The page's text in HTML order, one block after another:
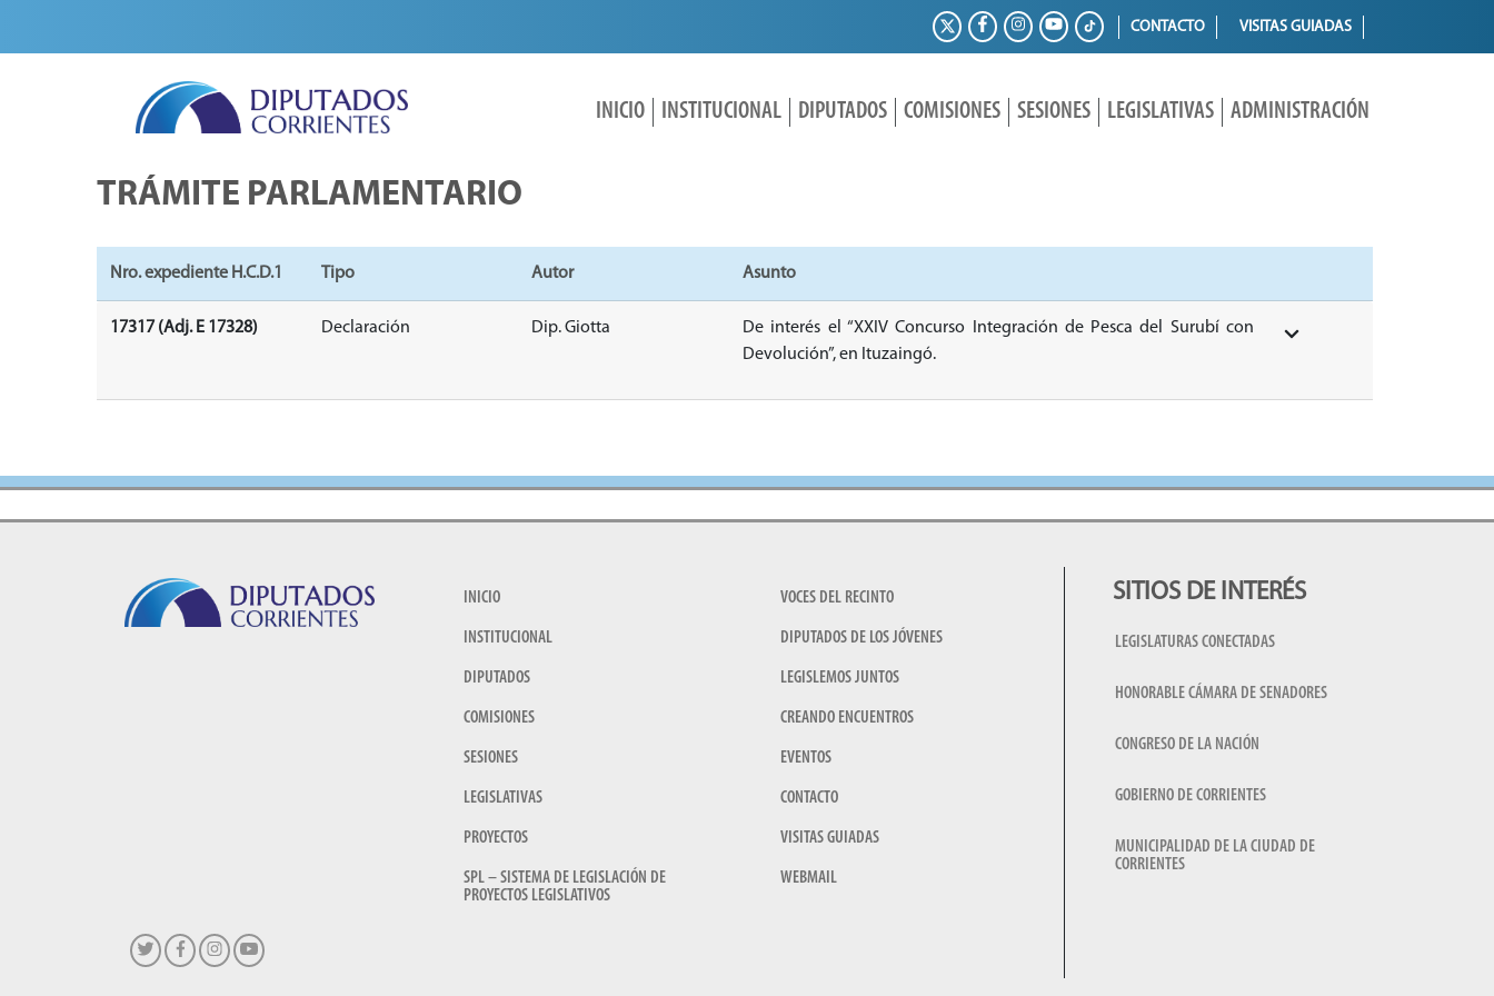
CONTACTO VISITAS GUIADAS
INICIO INSTITUCIONAL DIPUTADOS COMISIONES SESIONES LEGISLATIVAS ADMINISTRACIÓN
TRÁMITE PARLAMENTARIO
Nro. expediente H.C.D.1 Tipo Autor Asunto
17317 (Adj. E 17328) Declaración Dip. Giotta
De interés el “XXIV Concurso Integración de Pesca del Surubí con
Devolución”, en Ituzaingó.
INICIO
INSTITUCIONAL
DIPUTADOS
COMISIONES
SESIONES
LEGISLATIVAS
PROYECTOS
SPL – SISTEMA DE LEGISLACIÓN DE
PROYECTOS LEGISLATIVOS
VOCES DEL RECINTO
DIPUTADOS DE LOS JÓVENES
LEGISLEMOS JUNTOS
CREANDO ENCUENTROS
EVENTOS
CONTACTO
VISITAS GUIADAS
WEBMAIL
SITIOS DE INTERÉS
LEGISLATURAS CONECTADAS
HONORABLE CÁMARA DE SENADORES
CONGRESO DE LA NACIÓN
GOBIERNO DE CORRIENTES
MUNICIPALIDAD DE LA CIUDAD DE
CORRIENTES